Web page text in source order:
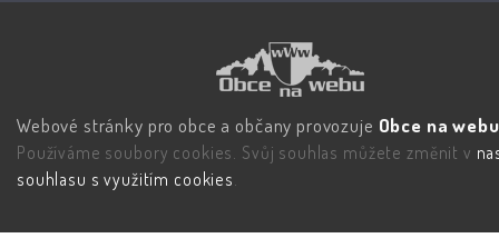
Webové stránky pro obce a občany provozuje Obce na
Používáme soubory cookies. Svůj souhlas můžete změnit v
souhlasu s využitím cookies